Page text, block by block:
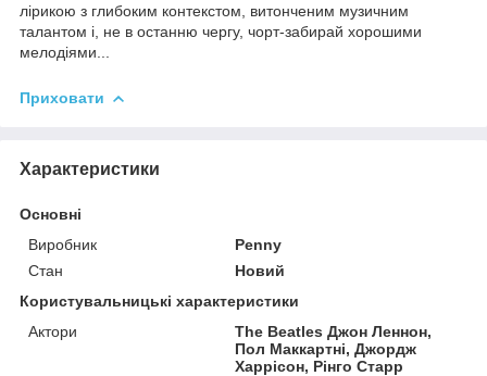
лірикою з глибоким контекстом, витонченим музичним
талантом і, не в останню чергу, чорт-забирай хорошими
мелодіями...
Приховати
Характеристики
Основні
Виробник
Penny
Стан
Новий
Користувальницькі характеристики
Актори
The Beatles Джон Леннон,
Пол Маккартні, Джордж
Харрісон, Рінго Старр